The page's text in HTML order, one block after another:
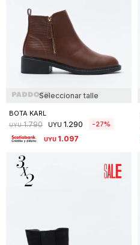
Seleccionar talle
BOTA KARL
UYU 1.790 UYU 1.290 27
UYU 1.097